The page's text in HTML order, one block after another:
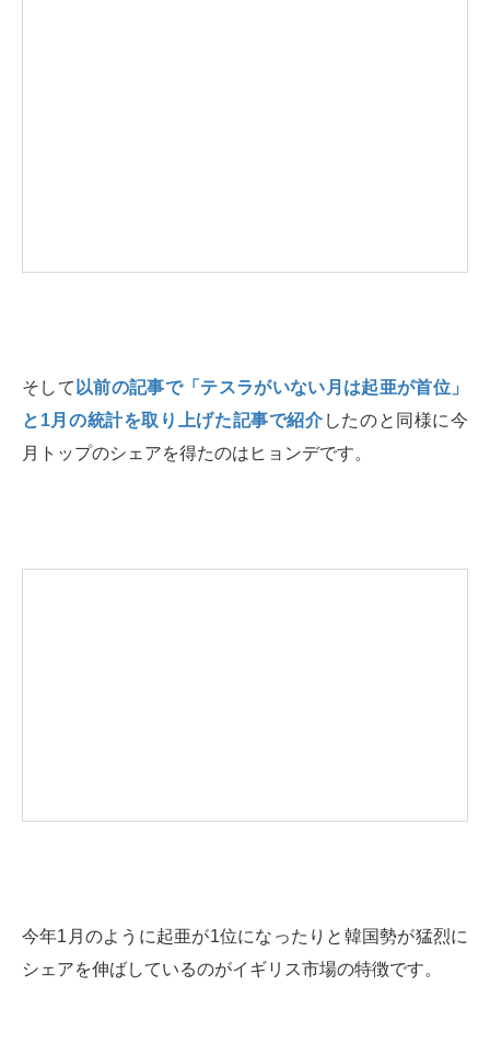
そして以前の記事で「テスラがいない月は起亜が首位」
と1月の統計を取り上げた記事で紹介 したのと同様に今
月トップのシェアを得たのはヒョンデです。
今年1月のように起亜が1位になったりと韓国勢が猛烈に
シェアを伸ばしているのがイギリス市場の特徴です。